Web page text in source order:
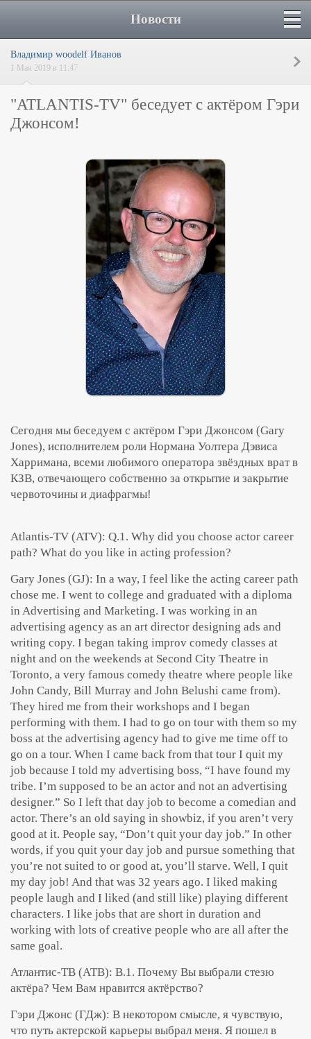
Новости
Владимир woodelf Иванов
1 Мая 2019 в 11:47
"ATLANTIS-TV" беседует с актёром Гэри
Джонсом!
Сегодня мы беседуем с актёром Гэри Джонсом (Gary
Jones), исполнителем роли Нормана Уолтера Дэвиса
Харримана, всеми любимого оператора звёздных врат в
КЗВ, отвечающего собственно за открытие и закрытие
червоточины и диафрагмы!
Atlantis-TV (ATV): Q.1. Why did you choose actor career
path? What do you like in acting profession?
Gary Jones (GJ): In a way, I feel like the acting career path
chose me. I went to college and graduated with a diploma
in Advertising and Marketing. I was working in an
advertising agency as an art director designing ads and
writing copy. I began taking improv comedy classes at
night and on the weekends at Second City Theatre in
Toronto, a very famous comedy theatre where people like
John Candy, Bill Murray and John Belushi came from).
They hired me from their workshops and I began
performing with them. I had to go on tour with them so my
boss at the advertising agency had to give me time off to
go on a tour. When I came back from that tour I quit my
job because I told my advertising boss, “I have found my
tribe. I’m supposed to be an actor and not an advertising
designer.” So I left that day job to become a comedian and
actor. There’s an old saying in showbiz, if you aren’t very
good at it. People say, “Don’t quit your day job.” In other
words, if you quit your day job and pursue something that
you’re not suited to or good at, you’ll starve. Well, I quit
my day job! And that was 32 years ago. I liked making
people laugh and I liked (and still like) playing different
characters. I like jobs that are short in duration and
working with lots of creative people who are all after the
same goal.
Атлантис-ТВ (АТВ): В.1. Почему Вы выбрали стезю
актёра? Чем Вам нравится актёрство?
Гэри Джонс (ГДж): В некотором смысле, я чувствую,
что путь актерской карьеры выбрал меня. Я пошел в